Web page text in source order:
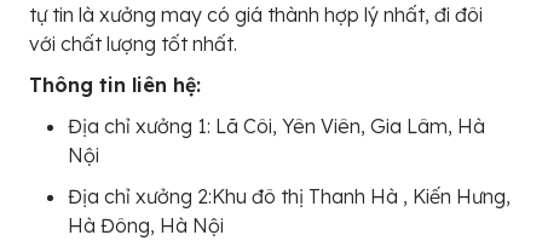
tự tin là xưởng may có giá thành hợp lý nhất, đi đôi
với chất lượng tốt nhất.
Thông tin liên hệ:
Địa chỉ xưởng 1: Lã Côi, Yên Viên, Gia Lâm, Hà
Nội
Địa chỉ xưởng 2:Khu đô thị Thanh Hà , Kiến Hưng,
Hà Đông, Hà Nội